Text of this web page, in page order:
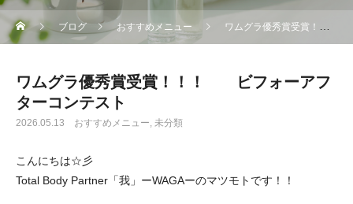
ブログ おすすめメニュー ワムグラ優秀賞受賞！！！ ビフォーアフターコンテスト
ワムグラ優秀賞受賞！！！ ビフォーアフ
ターコンテスト
2026.05.13 おすすめメニュー 未分類
こんにちは☆彡
Total Body Partner「我」ーWAGAーのマツモトです！！